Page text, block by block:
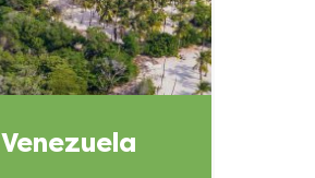
Venezuela